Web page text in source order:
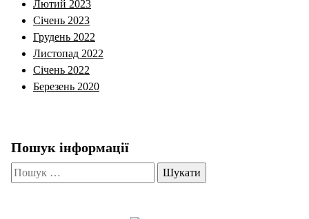
Лютий 2023
Січень 2023
Грудень 2022
Листопад 2022
Січень 2022
Березень 2020
Пошук інформації
Пошук: